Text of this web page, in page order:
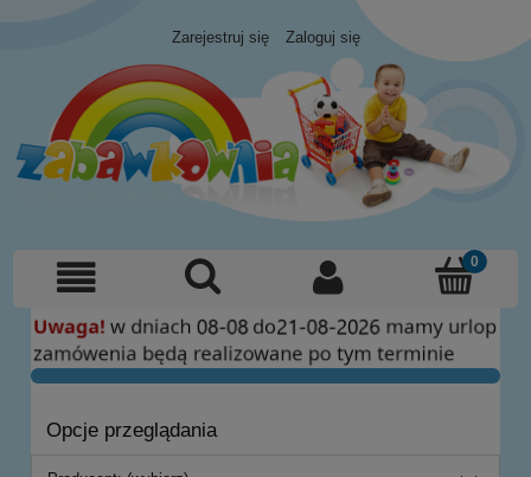
Zarejestruj się Zaloguj się
Opcje przeglądania